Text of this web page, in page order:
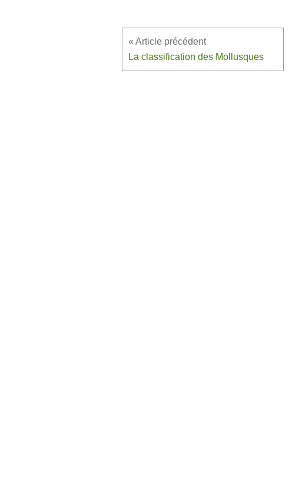
La classification des Mollusques